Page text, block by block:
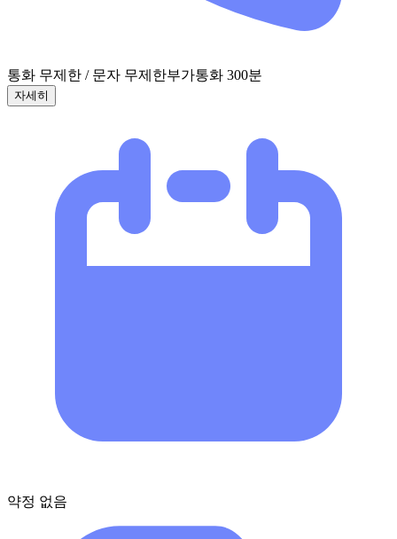
통화 무제한 / 문자 무제한부가통화 300분
자세히
약정 없음